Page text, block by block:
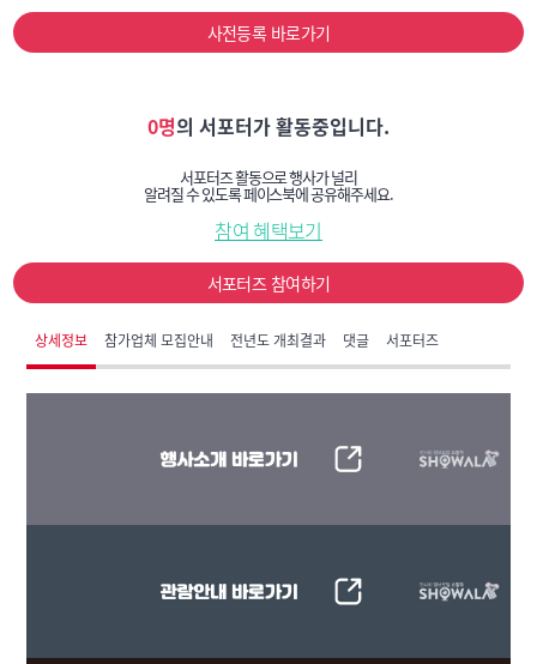
사전등록 바로가기
0명의 서포터가 활동중입니다.
서포터즈 활동으로 행사가 널리
알려질 수 있도록 페이스북에 공유해주세요.
참여 혜택보기
서포터즈 참여하기
상세정보 참가업체 모집안내 전년도 개최결과 댓글 서포터즈